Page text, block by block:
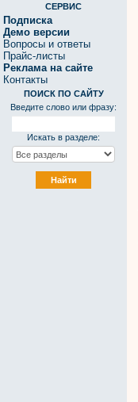
СЕРВИС
Подписка
Демо версии
Вопросы и ответы
Прайс-листы
Реклама на сайте
Контакты
ПОИСК ПО САЙТУ
Введите слово или фразу:
Искать в разделе: